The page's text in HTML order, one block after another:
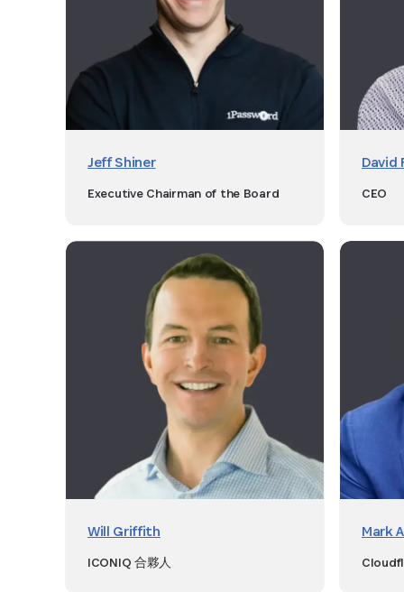
Jeff Shiner
Executive Chairman of the Board
David
CEO
Will Griffith
ICONIQ 合夥人
Mark